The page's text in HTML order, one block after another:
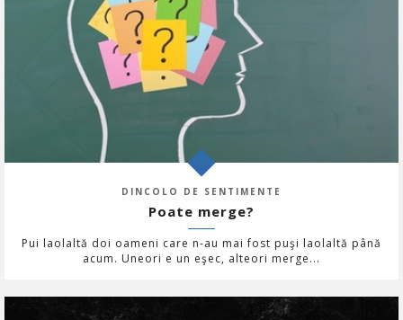
DINCOLO DE SENTIMENTE
Poate merge?
Pui laolaltă doi oameni care n-au mai fost puşi laolaltă până
acum. Uneori e un eşec, alteori merge...